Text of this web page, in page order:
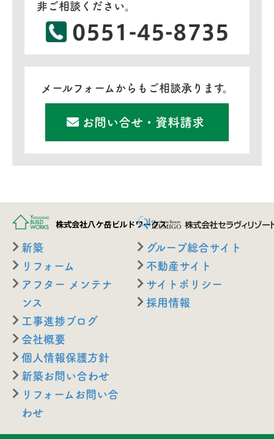
非ご相談ください。
メールフォームからもご相談承ります。
お問い合せ・資料請求
新築
リフォーム
アフター メンテナ
ンス
工事進捗ブログ
会社概要
個人情報保護方針
新築お問い合わせ
リフォームお問い合
わせ
グループ総合サイト
不動産サイト
サイトポリシー
採用情報